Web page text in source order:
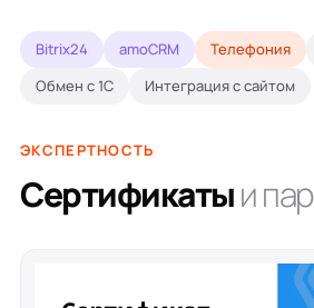
Bitrix24 amoCRM Телефония
Обмен с 1С
Интеграция с сайтом
ЭКСПЕРТНОСТЬ
Сертификатыи